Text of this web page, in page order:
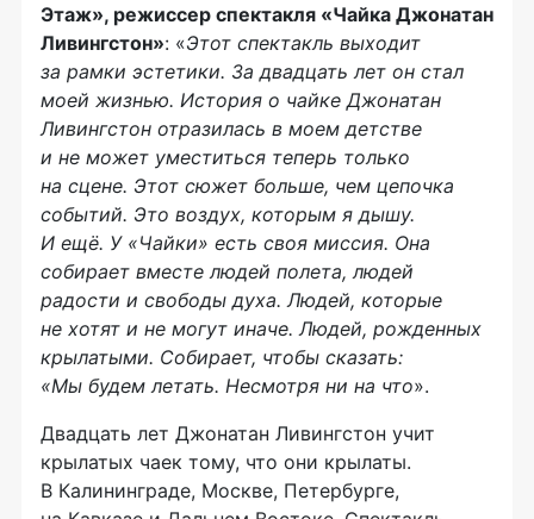
Этаж», режиссер спектакля «Чайка Джонатан
Ливингстон»: «Этот спектакль выходит
за рамки эстетики. За двадцать лет он стал
моей жизнью. История о чайке Джонатан
Ливингстон отразилась в моем детстве
и не может уместиться теперь только
на сцене. Этот сюжет больше, чем цепочка
событий. Это воздух, которым я дышу.
И ещё. У «Чайки» есть своя миссия. Она
собирает вместе людей полета, людей
радости и свободы духа. Людей, которые
не хотят и не могут иначе. Людей, рожденных
крылатыми. Собирает, чтобы сказать:
«Мы будем летать. Несмотря ни на что».
Двадцать лет Джонатан Ливингстон учит
крылатых чаек тому, что они крылаты.
В Калининграде, Москве, Петербурге,